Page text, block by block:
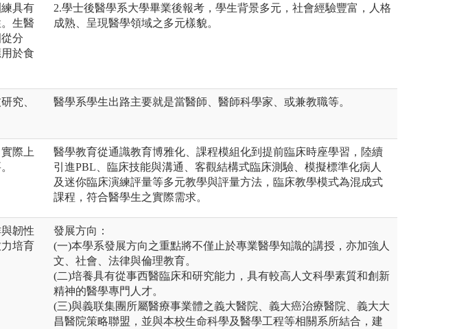
具有
生醫
分
於食
2.學士後醫學系大學畢業後報考，學生背景多元，社會經驗豐富，人格
成熟、呈現醫學領域之多元樣貌。
究、
醫學系學生出路主要就是當醫師、醫師科學家、或兼教職等。
際上
醫學教育從通識教育博雅化、課程模組化到提前臨床時座學習，陸續
引進PBL、臨床技能與溝通、客觀結構式臨床測驗、模擬標準化病人
及迷你臨床演練評量等多元教學與評量方法，臨床教學模式為混成式
課程，符合醫學生之實際需求。
韌性
培育
發展方向：
(一)本學系發展方向之重點將不僅止於專業醫學知識的講授，亦加強人
文、社會、法律與倫理教育。
(二)培養具有從事西醫臨床和研究能力，具有較高人文科學素質和創新
精神的醫學專門人才。
(三)與義联集團所屬醫療事業體之義大醫院、義大癌治療醫院、義大大
昌醫院策略聯盟，並與本校生命科學及醫學工程等相關系所結合，建